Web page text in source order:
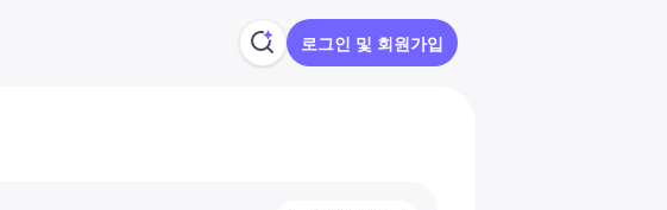
로그인 및 회원가입